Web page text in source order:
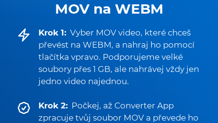
MOV na WEBM
Krok 1: Vyber MOV video, které chceš
převést na WEBM, a nahraj ho pomocí
tlačítka vpravo. Podporujeme velké
soubory přes 1 GB, ale nahrávej vždy jen
jedno video najednou.
Krok 2: Počkej, až Converter App
zpracuje tvůj soubor MOV a převede ho